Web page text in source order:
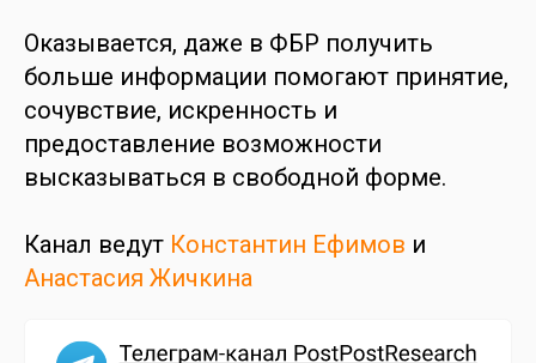
Оказывается, даже в ФБР получить
больше информации помогают принятие,
сочувствие, искренность и
предоставление возможности
высказываться в свободной форме.
Канал ведут Константин Ефимов и
Анастасия Жичкина